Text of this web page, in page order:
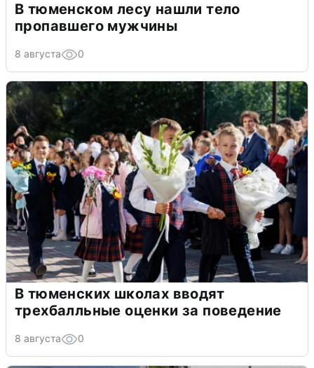
В тюменском лесу нашли тело
пропавшего мужчины
8 августа 0
В тюменских школах вводят
трехбалльные оценки за поведение
8 августа 0